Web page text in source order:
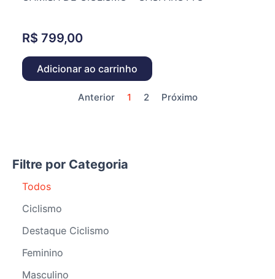
R$ 799,00
Adicionar ao carrinho
Anterior 1 2 Próximo
Filtre por Categoria
Ciclismo
Destaque Ciclismo
Feminino
Masculino
Todos